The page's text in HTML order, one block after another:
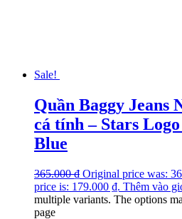
Sale!
Quần Baggy Jeans
cá tính – Stars
Blue
365.000₫ Original price was:
price is: 179.000 ₫. Thêm vào
multiple variants. The options
page